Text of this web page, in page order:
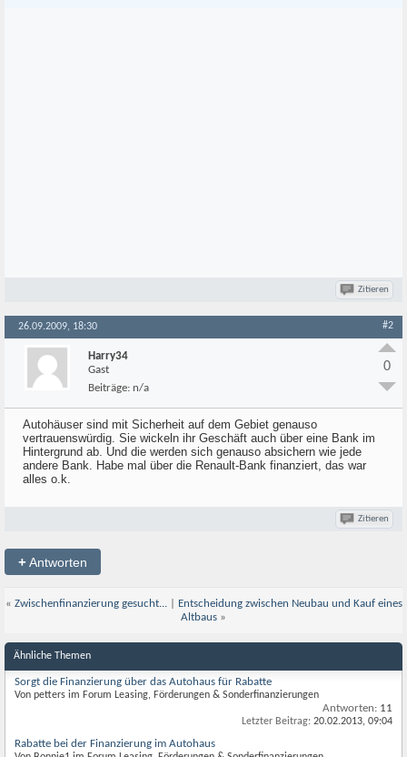
Zitieren
26.09.2009, 18:30 #2
Harry34
Gast
Beiträge: n/a
0
Autohäuser sind mit Sicherheit auf dem Gebiet genauso
vertrauenswürdig. Sie wickeln ihr Geschäft auch über eine Bank im
Hintergrund ab. Und die werden sich genauso absichern wie jede
andere Bank. Habe mal über die Renault-Bank finanziert, das war
alles o.k.
Zitieren
+Antworten
« Zwischenfinanzierung gesucht...|
Entscheidung zwischen Neubau und Kauf eines
Altbaus »
Ähnliche Themen
Sorgt die Finanzierung über das Autohaus für Rabatte
Von petters im Forum Leasing, Förderungen & Sonderfinanzierungen
Antworten: 11
Letzter Beitrag: 20.02.2013, 09:04
Rabatte bei der Finanzierung im Autohaus